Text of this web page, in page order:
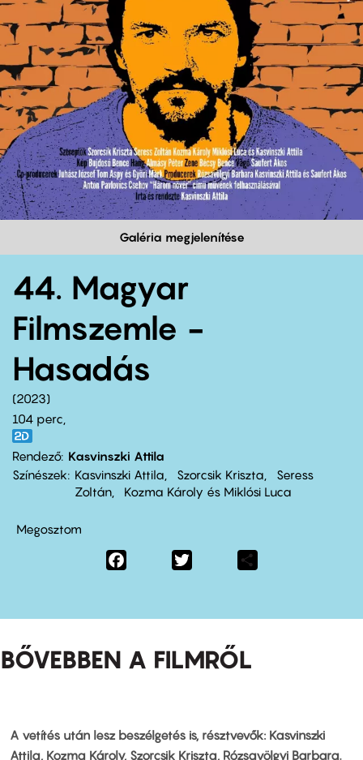
Galéria megjelenítése
44. Magyar
Filmszemle -
Hasadás
2023
104 perc,
Rendező Kasvinszki Attila
Színészek
Kasvinszki Attila Szorcsik Kriszta
Seress
Zoltán
Kozma Károly és Miklósi Luca
Megosztom
Facebook
BŐVEBBEN A FILMRŐL
A vetítés után lesz beszélgetés is, résztvevők: Kasvinszki
Attila, Kozma Károly, Szorcsik Kriszta, Rózsavölgyi Barbara.